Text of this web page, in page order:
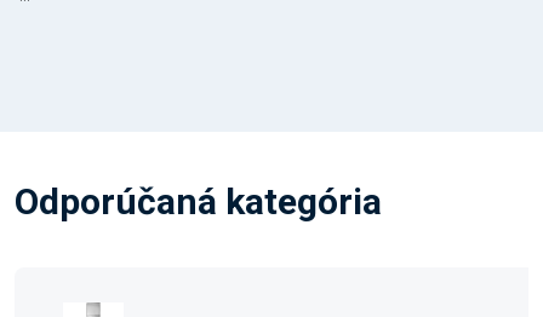
Odporúčaná kategória